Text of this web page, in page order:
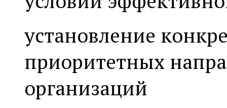
установление
приоритетных
организаций